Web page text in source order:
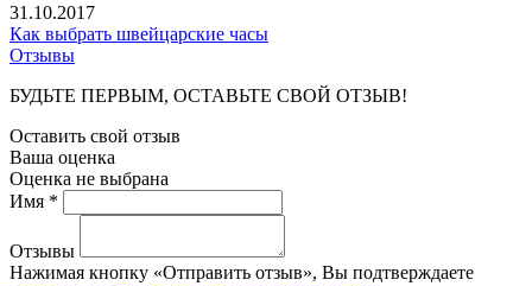
31.10.2017
Как выбрать швейцарские часы
Отзывы
БУДЬТЕ ПЕРВЫМ, ОСТАВЬТЕ СВОЙ ОТЗЫВ!
Оставить свой отзыв
Ваша оценка
Оценка не выбрана
Имя *
Отзывы
Нажимая кнопку «Отправить отзыв», Вы подтверждаете